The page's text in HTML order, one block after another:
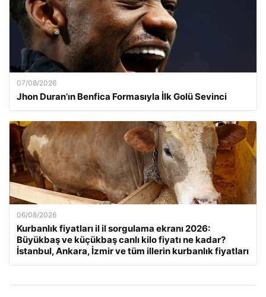
07/08/2026
Jhon Duran’ın Benfica Formasıyla İlk Golü Sevinci
06/08/2026
Kurbanlık fiyatları il il sorgulama ekranı 2026:
Büyükbaş ve küçükbaş canlı kilo fiyatı ne kadar?
İstanbul, Ankara, İzmir ve tüm illerin kurbanlık fiyatları